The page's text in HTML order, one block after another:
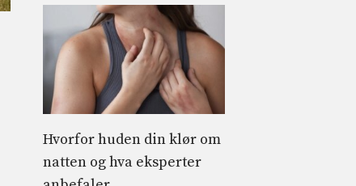
Hvorfor huden din klør om
natten og hva eksperter